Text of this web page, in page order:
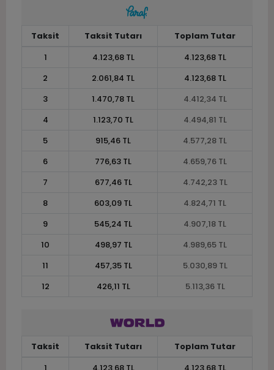
Taksit Taksit Tutarı
Toplam Tutar
1
4.123,68 TL
4.123,68 TL
2
2.061,84 TL
4.123,68 TL
3
1.470,78 TL
4.412,34 TL
4
1.123,70 TL
4.494,81 TL
5
915,46 TL
4.577,28 TL
6
776,63 TL
4.659,76 TL
7
677,46 TL
4.742,23 TL
8
603,09 TL
4.824,71 TL
9
545,24 TL
4.907,18 TL
10
498,97 TL
4.989,65 TL
11
457,35 TL
5.030,89 TL
12
426,11 TL 5.113,36 TL
Taksit Taksit Tutarı
Toplam Tutar
1
4.123,68 TL
4.123,68 TL